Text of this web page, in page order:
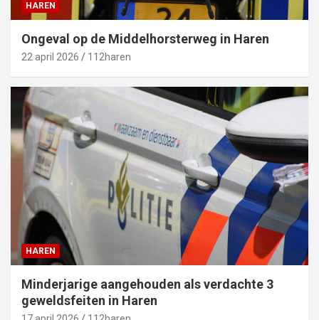
HAREN
Ongeval op de Middelhorsterweg in Haren
22 april 2026 112haren
HAREN
Minderjarige aangehouden als verdachte 3
geweldsfeiten in Haren